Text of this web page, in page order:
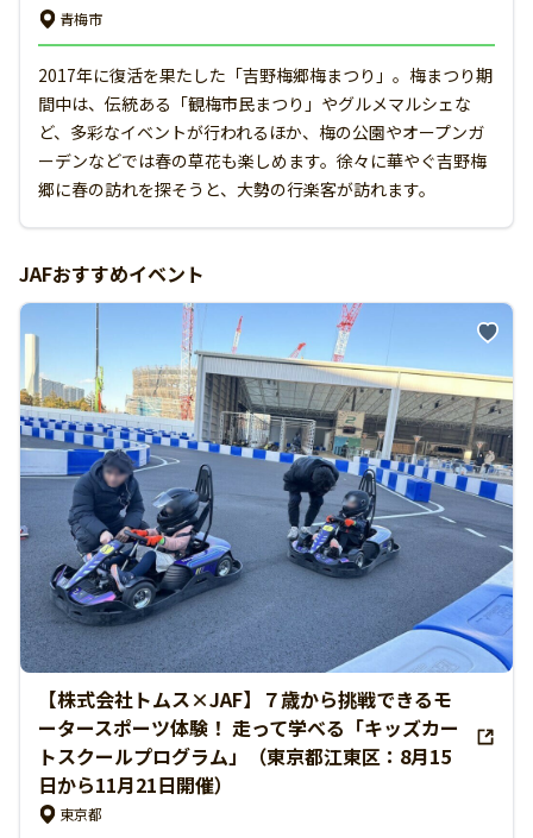
青梅市
2017年に復活を果たした「吉野梅郷梅まつり」。梅まつり期
間中は、伝統ある「観梅市民まつり」やグルメマルシェな
ど、多彩なイベントが行われるほか、梅の公園やオープンガ
ーデンなどでは春の草花も楽しめます。徐々に華やぐ吉野梅
郷に春の訪れを探そうと、大勢の行楽客が訪れます。
JAFおすすめイベント
【株式会社トムス×JAF】７歳から挑戦できるモ
ータースポーツ体験！ 走って学べる「キッズカー
トスクールプログラム」（東京都江東区：8月15
日から11月21日開催）
東京都